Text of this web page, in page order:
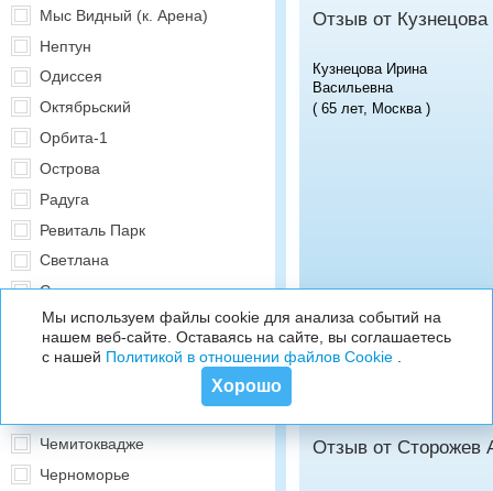
Мыс Видный (к. Арена)
Нептун
Одиссея
Октябрьский
Орбита-1
Острова
Радуга
Ревиталь Парк
Светлана
Смена
СОЧИ УДП РФ
Сочинский
Чемитоквадже
Черноморье
Отзыв от
Кузнецова Ирина
Васильевна
( 65 лет, Москва )
Отзыв от Сторожев
Мы используем файлы cookie для анализа событий на
нашем веб-сайте. Оставаясь на сайте, вы соглашаетесь
с нашей Политикой в отношении файлов Cookie.
Хорошо